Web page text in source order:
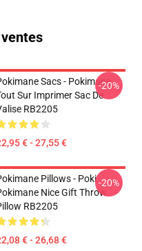
Sacs - Pokimane
Sur Imprimer Sac De
RB2205
€ - 27,55 €
-20%
Pillows - Poki
Nice Gift Throw
RB2205
€ - 26,68 €
-20%